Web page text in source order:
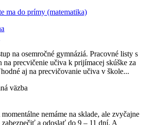
ma do prímy (matematika)
na osemročné gymnáziá. Pracovné listy s
precvičenie učiva k prijímacej skúške za
aj na precvičovanie učiva v škole...
väzba
nemáme na sklade, ale zvyčajne
a odoslať do 9 – 11 dní. A